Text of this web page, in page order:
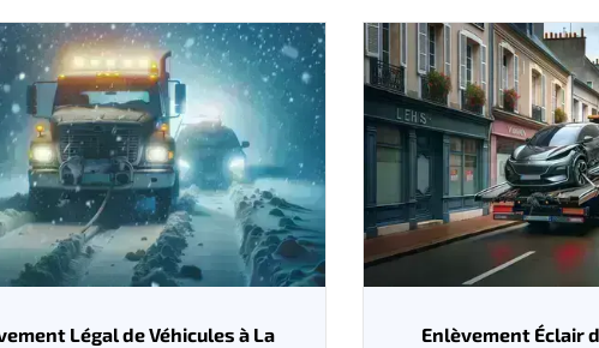
Légal de Véhicules à La
Enlèvement Éclair